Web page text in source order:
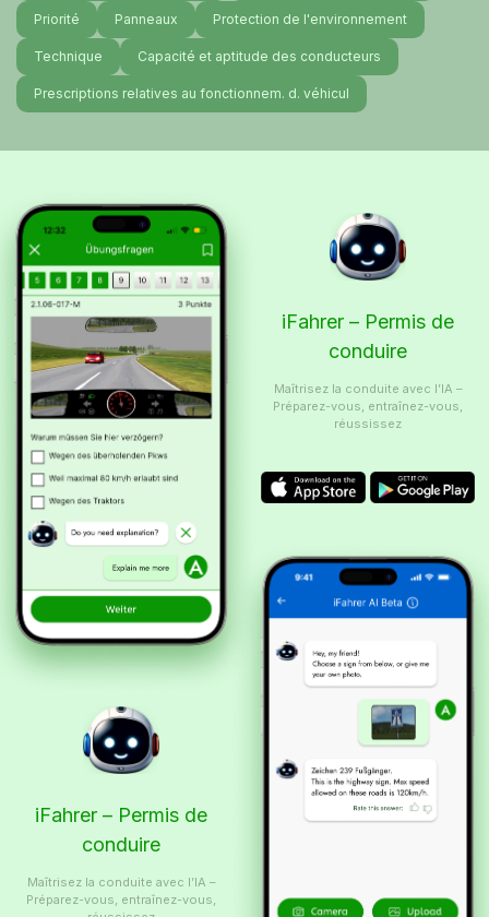
Priorité Panneaux Protection de l'environnement
Technique Capacité et aptitude des conducteurs
Prescriptions relatives au fonctionnem. d. véhicul
iFahrer – Permis de
conduire
Maîtrisez la conduite avec l’IA –
Préparez-vous, entraînez-vous,
iFahrer – Permis de
conduire
Maîtrisez la conduite avec l’IA –
Préparez-vous, entraînez-vous,
réussissez